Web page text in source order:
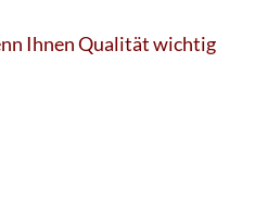
Ihnen Qualität wichtig